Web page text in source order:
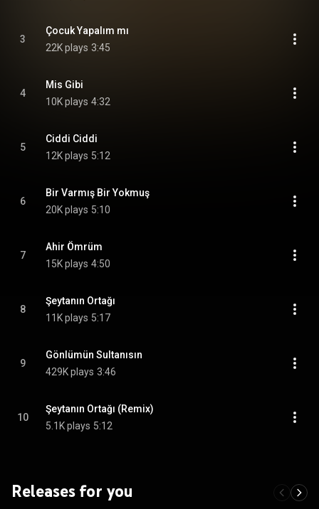
3
Çocuk Yapalım mı
22K plays 3:45
4
Mis Gibi
10K plays 4:32
5
Ciddi Ciddi
12K plays 5:12
6
Bir Varmış Bir Yokmuş
20K plays 5:10
7
Ahir Ömrüm
15K plays 4:50
8
Şeytanın Ortağı
11K plays 5:17
9
Gönlümün Sultanısın
429K plays 3:46
10
Şeytanın Ortağı (Remix)
5.1K plays 5:12
Releases for you